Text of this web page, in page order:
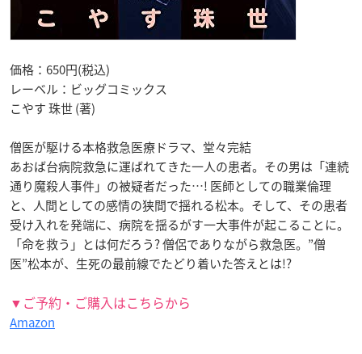
価格：650円(税込)
レーベル：ビッグコミックス
こやす 珠世 (著)
僧医が駆ける本格救急医療ドラマ、堂々完結
あおば台病院救急に運ばれてきた一人の患者。その男は「連続
通り魔殺人事件」の被疑者だった…! 医師としての職業倫理
と、人間としての感情の狭間で揺れる松本。そして、その患者
受け入れを発端に、病院を揺るがす一大事件が起こることに。
「命を救う」とは何だろう? 僧侶でありながら救急医。”僧
医”松本が、生死の最前線でたどり着いた答えとは!?
▼ご予約・ご購入はこちらから
Amazon